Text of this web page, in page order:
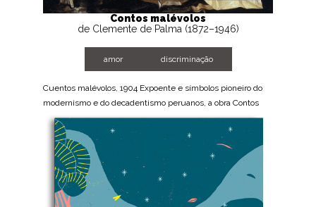
Contos malévolos
de Clemente de Palma (1872–1946)
amor discriminação
Cuentos malévolos, 1904 Expoente e símbolos pioneiro do
modernismo e do decadentismo peruanos, a obra Contos
Malévolos será capaz de agradar a todos aqueles que, uma
vez na vida, sentiram prazer ao...
BAIXE AGORA